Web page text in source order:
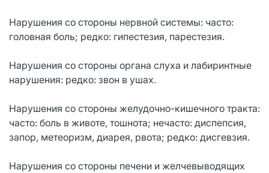
Нарушения со стороны нервной системы: часто:
головная боль; редко: гипестезия, парестезия.
Нарушения со стороны органа слуха и лабиринтные
нарушения: редко: звон в ушах.
Нарушения со стороны желудочно-кишечного тракта:
часто: боль в животе, тошнота; нечасто: диспепсия,
запор, метеоризм, диарея, рвота; редко: дисгевзия.
Нарушения со стороны печени и желчевыводящих